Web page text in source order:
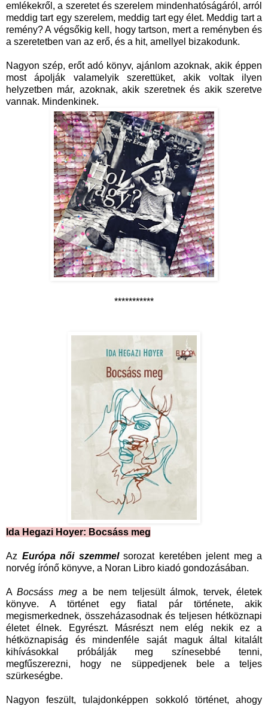
emlékekről, a szeretet és szerelem mindenhatóságáról, arról
meddig tart egy szerelem, meddig tart egy élet. Meddig tart a
remény? A végsőkig kell, hogy tartson, mert a reményben és
a szeretetben van az erő, és a hit, amellyel bizakodunk.
Nagyon szép, erőt adó könyv, ajánlom azoknak, akik éppen
most ápolják valamelyik szerettüket, akik voltak ilyen
helyzetben már, azoknak, akik szeretnek és akik szeretve
vannak. Mindenkinek.
***********
Ida Hegazi Hoyer: Bocsáss meg
Az Európa női szemmelsorozat keretében jelent meg a
norvég írónő könyve, a Noran Libro kiadó gondozásában.
ABocsáss mega be nem teljesült álmok, tervek, életek
könyve. A történet egy fiatal pár története, akik
megismerkednek, összeházasodnak és teljesen hétköznapi
életet élnek. Egyrészt. Másrészt nem elég nekik ez a
hétköznapiság és mindenféle saját maguk által kitalált
kihívásokkal próbálják meg színesebbé tenni,
megfűszerezni, hogy ne süppedjenek bele a teljes
szürkeségbe.
Nagyon feszült, tulajdonképpen sokkoló történet, ahogy